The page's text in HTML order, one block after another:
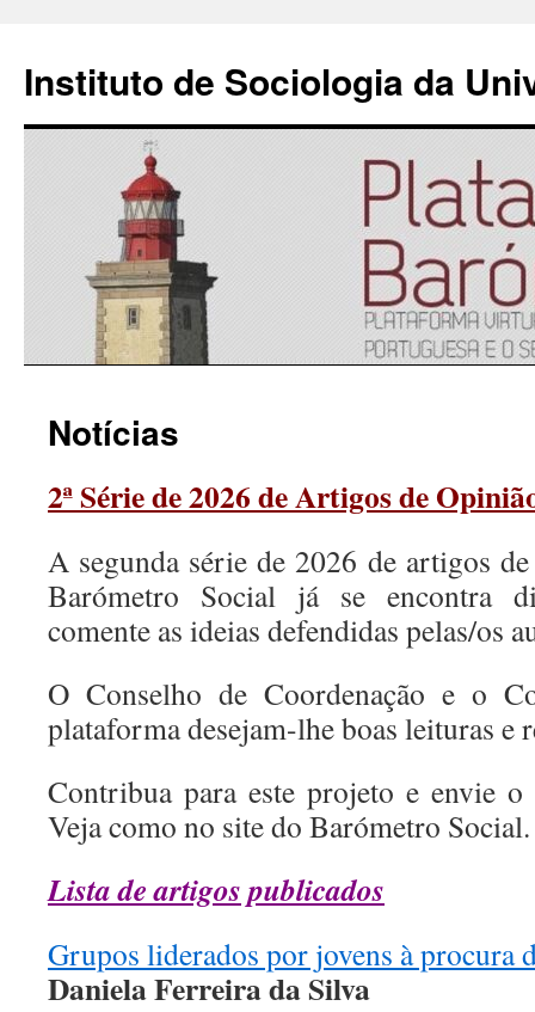
Instituto de Sociologia da
para
Notícias
2ª Série de 2026 de Artigos de
A segunda série de 2026 de artigos
Barómetro Social já se encontra
comente as ideias defendidas pelas/os
O Conselho de Coordenação e o
plataforma desejam-lhe boas leituras e
Contribua para este projeto e envie
Veja como no site do Barómetro Social.
Lista de artigos publicados
Grupos liderados por jovens à procura
Daniela Ferreira da Silva